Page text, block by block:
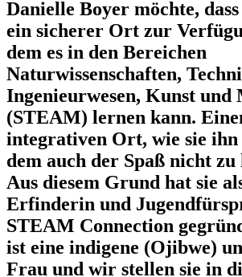
Danielle Boyer möchte,
ein sicherer Ort zur
dem es in den Bereichen
Naturwissenschaften,
Ingenieurwesen, Kunst und
(STEAM) lernen kann.
integrativen Ort, wie sie ihn
dem auch der Spaß nicht
Aus diesem Grund hat sie
Erfinderin und
STEAM Connection
ist eine indigene (Ojibwe)
Frau und wir stellen sie in